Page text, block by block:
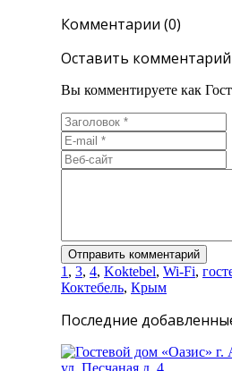
Комментарии (0)
Оставить комментарий
Вы комментируете как
1 , 3, 4, Koktebel, Wi-Fi,
Коктебель, Крым
Последние